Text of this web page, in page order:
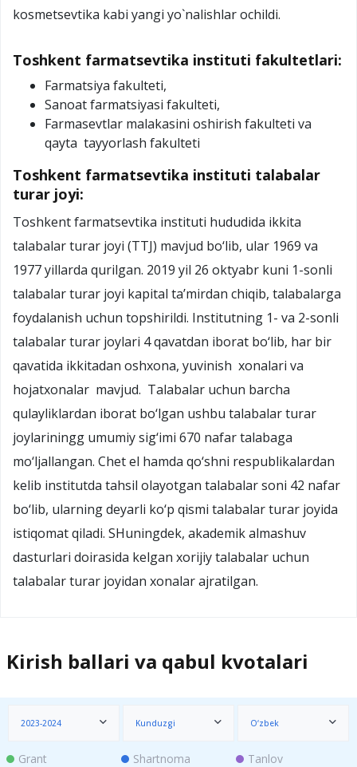
kosmetsеvtika kabi yangi yo`nalishlar ochildi.
Toshkent farmatsevtika instituti fakultetlari:
Farmatsiya fakulteti,
Sanoat farmatsiyasi fakulteti,
Farmasevtlar malakasini oshirish fakulteti va
qayta tayyorlash fakulteti
Toshkent farmatsevtika instituti talabalar
turar joyi:
Toshkent farmatsevtika instituti hududida ikkita
talabalar turar joyi (TTJ) mavjud bo‘lib, ular 1969 va
1977 yillarda qurilgan. 2019 yil 26 oktyabr kuni 1-sonli
talabalar turar joyi kapital ta’mirdan chiqib, talabalarga
foydalanish uchun topshirildi. Institutning 1- va 2-sonli
talabalar turar joylari 4 qavatdan iborat bo‘lib, har bir
qavatida ikkitadan oshxona, yuvinish xonalari va
hojatxonalar mavjud. Talabalar uchun barcha
qulayliklardan iborat bo‘lgan ushbu talabalar turar
joylariningg umumiy sig‘imi 670 nafar talabaga
mo‘ljallangan. Chet el hamda qo‘shni respublikalardan
kelib institutda tahsil olayotgan talabalar soni 42 nafar
bo‘lib, ularning deyarli ko‘p qismi talabalar turar joyida
istiqomat qiladi. SHuningdek, akademik almashuv
dasturlari doirasida kelgan xorijiy talabalar uchun
talabalar turar joyidan xonalar ajratilgan.
Kirish ballari va qabul kvotalari
2023-2024 Kunduzgi O‘zbek
Grant Shartnoma Tanlov